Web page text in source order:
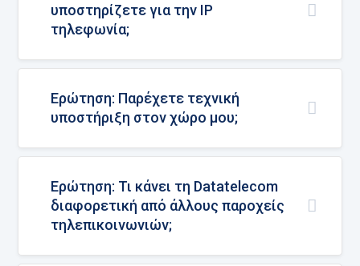
υποστηρίζετε για την IP
τηλεφωνία;
Ερώτηση: Παρέχετε τεχνική
υποστήριξη στον χώρο μου;
Ερώτηση: Τι κάνει τη Datatelecom
διαφορετική από άλλους παροχείς
τηλεπικοινωνιών;